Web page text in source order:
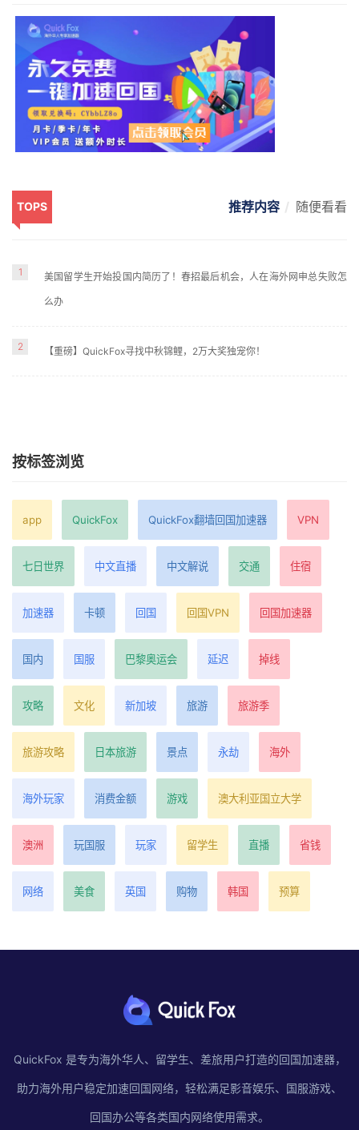
TOPS 推荐内容 随便看看
1 美国留学生开始投国内简历了！春招最后机会，人在海外网申总失败怎
么办
2 【重磅】QuickFox寻找中秋锦鲤，2万大奖独宠你！
按标签浏览
app QuickFox QuickFox翻墙回国加速器 VPN
七日世界 中文直播 中文解说 交通 住宿
加速器 卡顿 回国 回国VPN 回国加速器
国内 国服 巴黎奥运会 延迟 掉线
攻略 文化 新加坡 旅游 旅游季
旅游攻略 日本旅游 景点 永劫 海外
海外玩家 消费金额 游戏 澳大利亚国立大学
澳洲 玩国服 玩家 留学生 直播 省钱
网络 美食 英国 购物 韩国 预算
QuickFox 是专为海外华人、留学生、差旅用户打造的回国加速器，
助力海外用户稳定加速回国网络，轻松满足影音娱乐、国服游戏、
回国办公等各类国内网络使用需求。